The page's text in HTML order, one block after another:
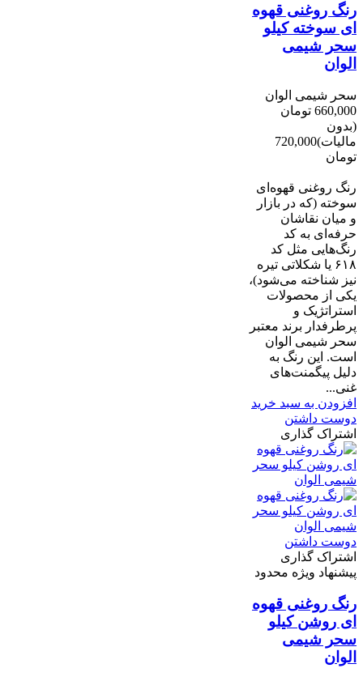
رنگ روغنی قهوه
ای سوخته کیلو
سحر شیمی
الوان
سحر شیمی الوان
660,000 تومان
(بدون
مالیات)720,000
تومان
رنگ روغنی قهوه‌ای
سوخته (که در بازار
و میان نقاشان
حرفه‌ای به کد
رنگ‌هایی مثل کد
۶۱۸ یا شکلاتی تیره
نیز شناخته می‌شود)،
یکی از محصولات
استراتژیک و
پرطرفدار برند معتبر
سحر شیمی الوان
است. این رنگ به
دلیل پیگمنت‌های
غنی...
افزودن به سبد خرید
دوست داشتن
اشتراک گذاری
دوست داشتن
اشتراک گذاری
پیشنهاد ویژه محدود
رنگ روغنی قهوه
ای روشن کیلو
سحر شیمی
الوان